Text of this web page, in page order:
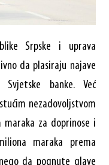
Srpske i uprava
da plasiraju najave
banke. Već
nezadovoljstvom
za doprinose i
maraka prema
da pognute glave